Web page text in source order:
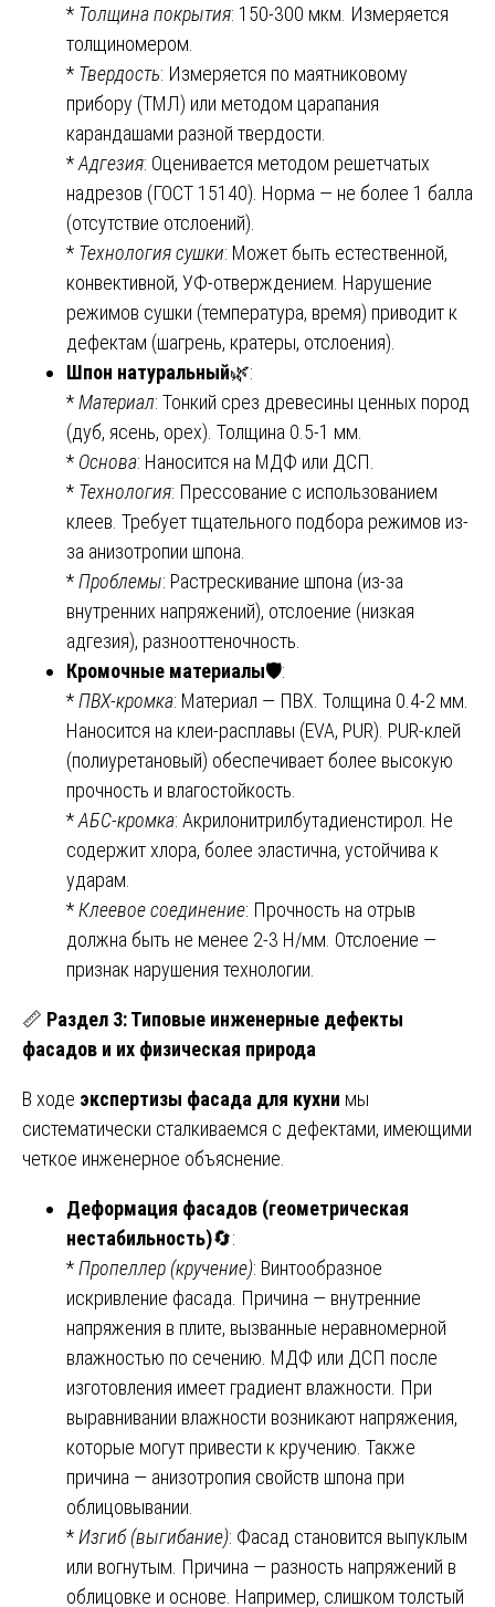
* Толщина покрытия: 150-300 мкм. Измеряется
толщиномером.
* Твердость: Измеряется по маятниковому
прибору (ТМЛ) или методом царапания
карандашами разной твердости.
*Адгезия: Оценивается методом решетчатых
надрезов (ГОСТ 15140). Норма — не более 1 балла
(отсутствие отслоений).
* Технология сушки: Может быть естественной,
конвективной, УФ-отверждением. Нарушение
режимов сушки (температура, время) приводит к
дефектам (шагрень, кратеры, отслоения).
Шпон натуральный🌿:
*Материал: Тонкий срез древесины ценных пород
(дуб, ясень, орех). Толщина 0.5-1 мм.
* Основа: Наносится на МДФ или ДСП.
* Технология: Прессование с использованием
клеев. Требует тщательного подбора режимов из-
за анизотропии шпона.
*Проблемы: Растрескивание шпона (из-за
внутренних напряжений), отслоение (низкая
адгезия), разнооттеночность.
Кромочные материалы🛡️:
*ПВХ-кромка: Материал — ПВХ. Толщина 0.4-2 мм.
Наносится на клеи-расплавы (EVA, PUR). PUR-клей
(полиуретановый) обеспечивает более высокую
прочность и влагостойкость.
*АБС-кромка: Акрилонитрилбутадиенстирол. Не
содержит хлора, более эластична, устойчива к
ударам.
*Клеевое соединение: Прочность на отрыв
должна быть не менее 2-3 Н/мм. Отслоение —
признак нарушения технологии.
📏 Раздел 3: Типовые инженерные дефекты
фасадов и их физическая природа
В ходе экспертизы фасада для кухни мы
систематически сталкиваемся с дефектами, имеющими
четкое инженерное объяснение.
Деформация фасадов (геометрическая
нестабильность)🔄:
*Пропеллер (кручение): Винтообразное
искривление фасада. Причина — внутренние
напряжения в плите, вызванные неравномерной
влажностью по сечению. МДФ или ДСП после
изготовления имеет градиент влажности. При
выравнивании влажности возникают напряжения,
которые могут привести к кручению. Также
причина — анизотропия свойств шпона при
облицовывании.
*Изгиб (выгибание): Фасад становится выпуклым
или вогнутым. Причина — разность напряжений в
облицовке и основе. Например, слишком толстый